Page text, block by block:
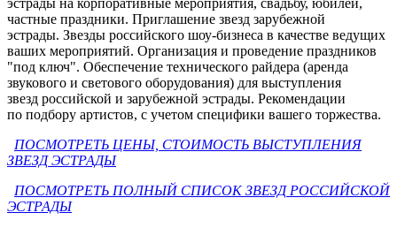
эстрады на корпоративные мероприятия, свадьбу, юбилей,
частные праздники. Приглашение звезд зарубежной
эстрады. Звезды российского шоу-бизнеса в качестве ведущих
ваших мероприятий. Организация и проведение праздников
"под ключ". Обеспечение технического райдера (аренда
звукового и светового оборудования) для выступления
звезд российской и зарубежной эстрады. Рекомендации
по подбору артистов, с учетом специфики вашего торжества.
ПОСМОТРЕТЬ ЦЕНЫ, СТОИМОСТЬ ВЫСТУПЛЕНИЯ
ЗВЕЗД ЭСТРАДЫ
ПОСМОТРЕТЬ ПОЛНЫЙ СПИСОК ЗВЕЗД РОССИЙСКОЙ
ЭСТРАДЫ